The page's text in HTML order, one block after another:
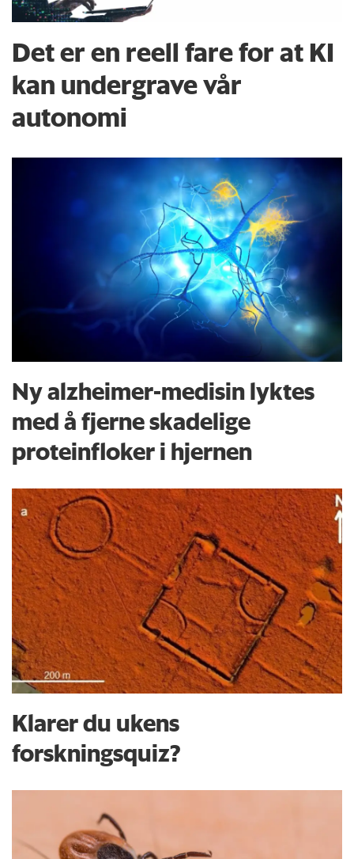
Det er en reell fare for at KI
kan undergrave vår
autonomi
Ny alzheimer-medisin lyktes
med å fjerne skadelige
proteinfloker i hjernen
Klarer du ukens
forskningsquiz?